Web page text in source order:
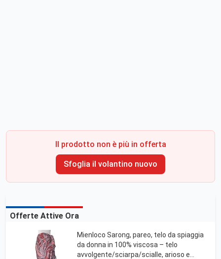
Il prodotto non è più in offerta
Sfoglia il volantino nuovo
Offerte Attive Ora
Mienloco Sarong, pareo, telo da spiaggia
da donna in 100% viscosa – telo
avvolgente/sciarpa/scialle, arioso e